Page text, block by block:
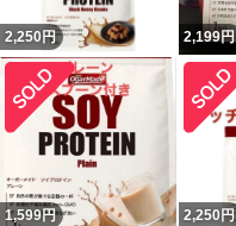
2,250 円 2,199円
1,599円 2,250 円